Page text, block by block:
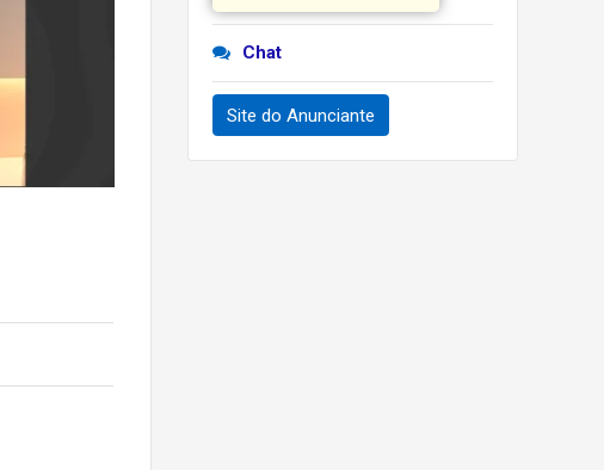
Chat
Site do Anunciante